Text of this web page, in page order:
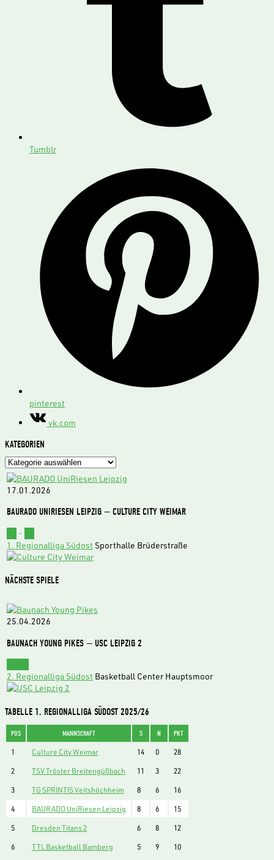
Tumblr
pinterest
vk.com
KATEGORIEN
Kategorien
17.01.2026
BAURADO UNIRIESEN LEIPZIG — CULTURE CITY WEIMAR
-
1. Regionalliga Südost Sporthalle Brüderstraße
NÄCHSTE SPIELE
25.04.2026
BAUNACH YOUNG PIKES — USC LEIPZIG 2
2. Regionalliga Südost Basketball Center Hauptsmoor
TABELLE 1. REGIONALLIGA SÜDOST 2025/26
POS MANNSCHAFT S N PKT
1 Culture City Weimar 14 0
28
2
TSV Tröster Breitengüßbach 11 3
22
3
TG SPRINTIS Veitshöchheim 8 6
16
4
BAURADO UniRiesen Leipzig 8 6
15
5
Dresden Titans 2 6 8
12
6
TTL Basketball Bamberg 5 9
10